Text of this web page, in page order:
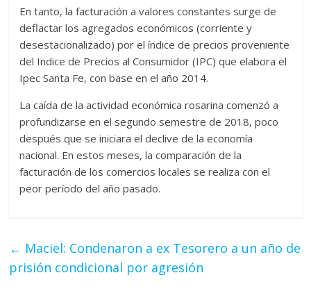
En tanto, la facturación a valores constantes surge de
deflactar los agregados económicos (corriente y
desestacionalizado) por el índice de precios proveniente
del Indice de Precios al Consumidor (IPC) que elabora el
Ipec Santa Fe, con base en el año 2014.
La caída de la actividad económica rosarina comenzó a
profundizarse en el segundo semestre de 2018, poco
después que se iniciara el declive de la economía
nacional. En estos meses, la comparación de la
facturación de los comercios locales se realiza con el
peor período del año pasado.
← Maciel: Condenaron a ex Tesorero a un año de
prisión condicional por agresión